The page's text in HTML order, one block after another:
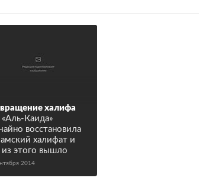
халифа
«Аль-Каида»
восстановила
халифат и
из этого вышло
2014